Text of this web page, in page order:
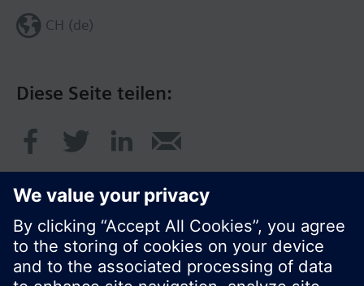
Diese Seite teilen:
CH (de)